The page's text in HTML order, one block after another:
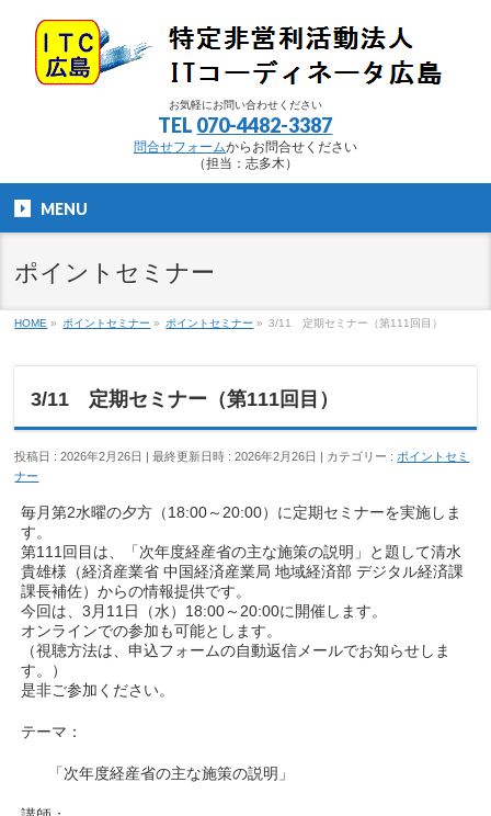
お気軽にお問い合わせください
TEL 070-4482-3387
問合せフォームからお問合せください
（担当：志多木）
MENU
ポイントセミナー
HOME » ポイントセミナー » ポイントセミナー » 3/11 定期セミナー（第111回目）
3/11 定期セミナー（第111回目）
投稿日 : 2026年2月26日 最終更新日時 : 2026年2月26日 カテゴリー : ポイントセミ
ナー
毎月第2水曜の夕方（18:00～20:00）に定期セミナーを実施しま
す。
第111回目は、「次年度経産省の主な施策の説明」と題して清水
貴雄様（経済産業省 中国経済産業局 地域経済部 デジタル経済課
課長補佐）からの情報提供です。
今回は、3月11日（水）18:00～20:00に開催します。
オンラインでの参加も可能とします。
（視聴方法は、申込フォームの自動返信メールでお知らせしま
す。）
是非ご参加ください。
テーマ：
「次年度経産省の主な施策の説明」